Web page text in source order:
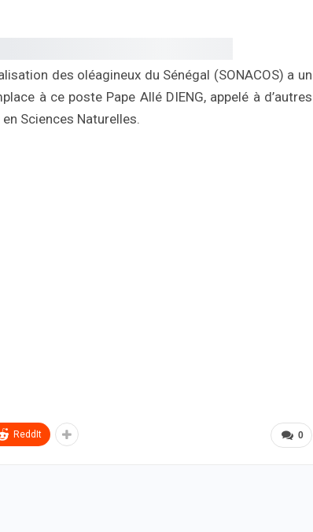
des oléagineux du Sénégal (SONACOS) a un
à ce poste Pape Allé DIENG, appelé à d’autres
Sciences Naturelles.
0
ReddIt